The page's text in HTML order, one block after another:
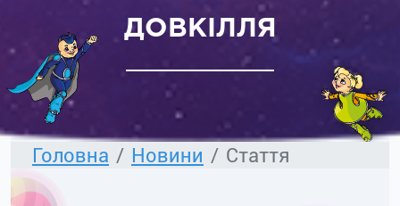
ДОВКІЛЛЯ
Головна Новини Стаття